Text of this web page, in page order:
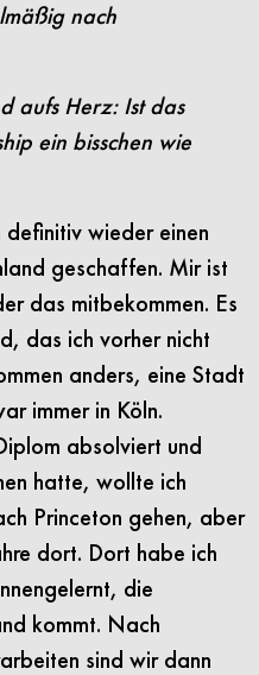
nach
aufs Herz: Ist das
ein bisschen wie
wieder einen
geschaffen. Mir ist
das mitbekommen. Es
das ich vorher nicht
anders, eine Stadt
immer in Köln.
absolviert und
hatte, wollte ich
Princeton gehen, aber
dort. Dort habe ich
die
kommt. Nach
sind wir dann